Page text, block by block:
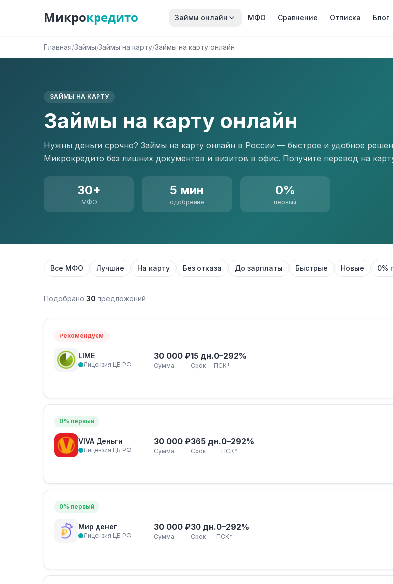
Микрокредито Займы онлайн МФО Сравнение Отписка Блог
Главная/Займы/Займы на карту/Займы на карту онлайн
ЗАЙМЫ НА КАРТУ
Займы на карту онлайн
Нужны деньги срочно? Займы на карту онлайн в России — быстрое и удобное
Микрокредито без лишних документов и визитов в офис. Получите перевод на
30+
МФО
5 мин
одобрение
0%
первый
Все МФО Лучшие На карту Без отказа До зарплаты Быстрые Новые 0%
Подобрано 30 предложений
Рекомендуем
LIME
Лицензия ЦБ РФ
30 000 ₽
Сумма
15 дн.
Срок
0–292%
ПСК*
0% первый
VIVA Деньги
Лицензия ЦБ РФ
30 000 ₽
Сумма
365 дн.
Срок
0–292%
ПСК*
0% первый
Мир денег
Лицензия ЦБ РФ
30 000 ₽
Сумма
30 дн.
Срок
0–292%
ПСК*